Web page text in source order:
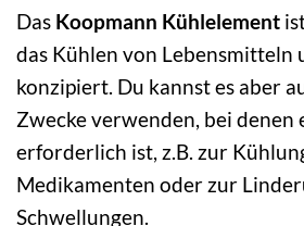
Das Koopmann Kühlelement
das Kühlen von Lebensmitteln
konzipiert. Du kannst es aber
Zwecke verwenden, bei denen
erforderlich ist, z.B. zur
Medikamenten oder zur
Schwellungen.